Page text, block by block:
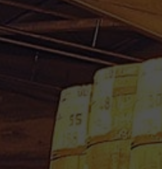
RHUM BLANC
1L 50°